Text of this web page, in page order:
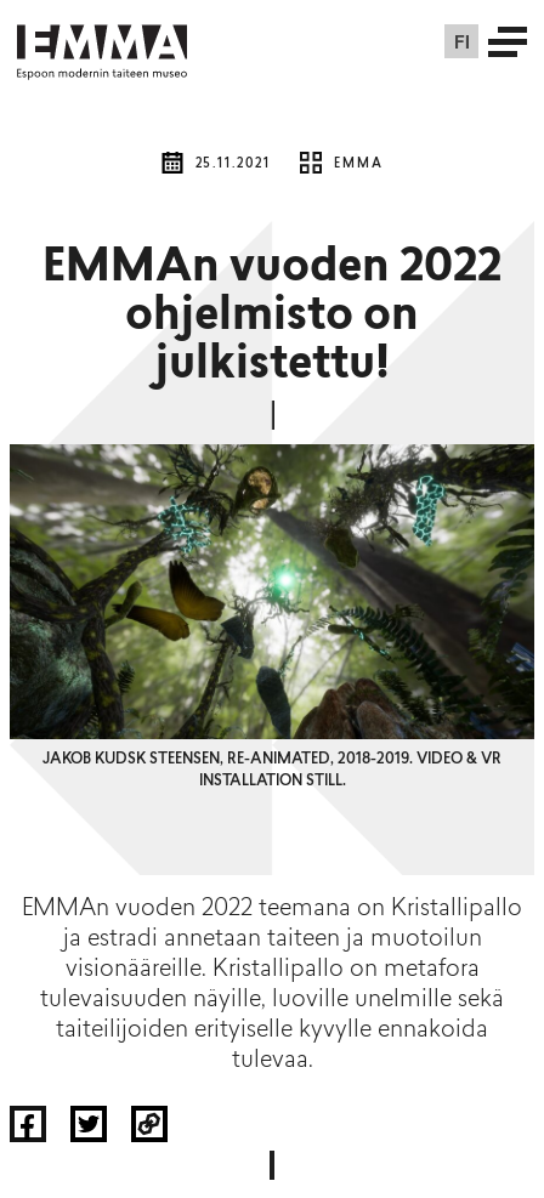
FI
25.11.2021 EMMA
EMMAn vuoden 2022
ohjelmisto on
julkistettu!
JAKOB KUDSK STEENSEN, RE-ANIMATED, 2018-2019. VIDEO & VR
INSTALLATION STILL.
EMMAn vuoden 2022 teemana on Kristallipallo
ja estradi annetaan taiteen ja muotoilun
visionääreille. Kristallipallo on metafora
tulevaisuuden näyille, luoville unelmille sekä
taiteilijoiden erityiselle kyvylle ennakoida
tulevaa.